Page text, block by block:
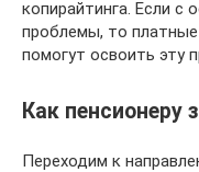
копирайтинга. Если с
проблемы, то
помогут освоить эту
Как пенсионеру
Переходим к